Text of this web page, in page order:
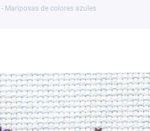
Mariposas de colores azules